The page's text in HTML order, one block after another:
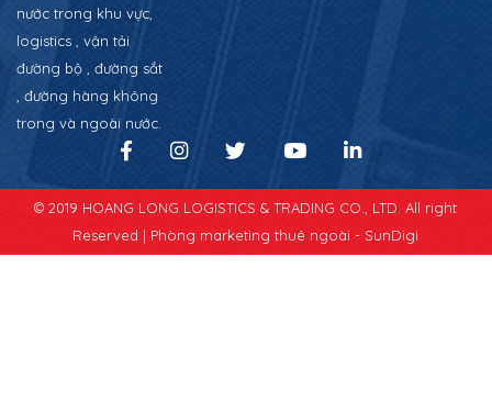
nước trong khu vực,
logistics , vận tải
đường bộ , đường sắt
, đường hàng không
trong và ngoài nước.
© 2019 HOANG LONG LOGISTICS & TRADING CO., LTD. All right
Reserved | Phòng marketing thuê ngoài - SunDigi